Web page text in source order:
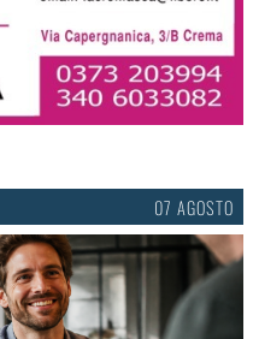
07 AGOSTO